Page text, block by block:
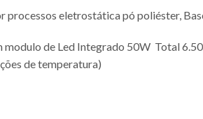
eletrostática pó poliéster,
de Led Integrado 50W Total
de temperatura)